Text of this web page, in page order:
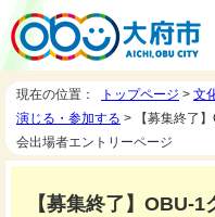
現在の位置： トップページ > 文
演じる・参加する > 【募集終了
会出場者エントリーページ
【募集終了】OBU-